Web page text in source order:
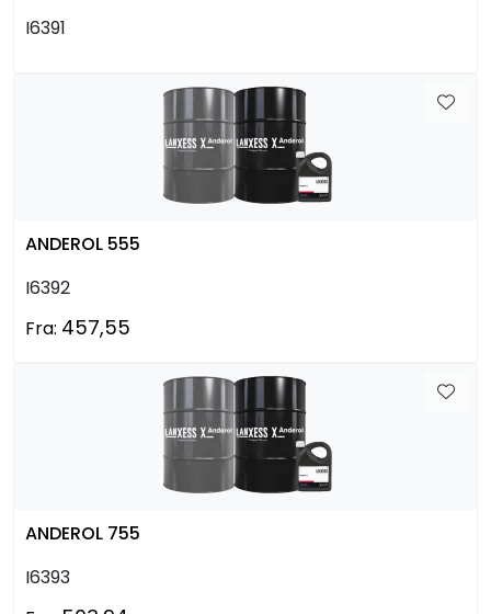
I6391
ANDEROL 555
I6392
Fra: 457,55
ANDEROL 755
I6393